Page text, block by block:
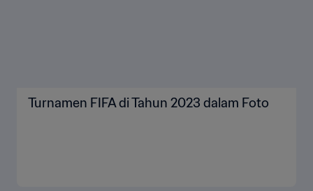
Turnamen FIFA di Tahun 2023 dalam Foto